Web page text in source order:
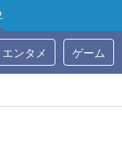
エンタメ ゲーム